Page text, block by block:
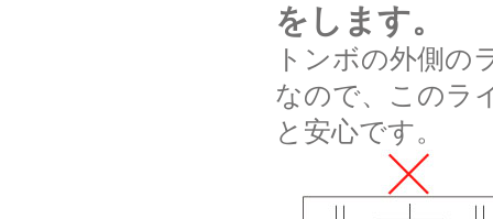
をします。
トンボの外側の
なので、このラ
と安心です。